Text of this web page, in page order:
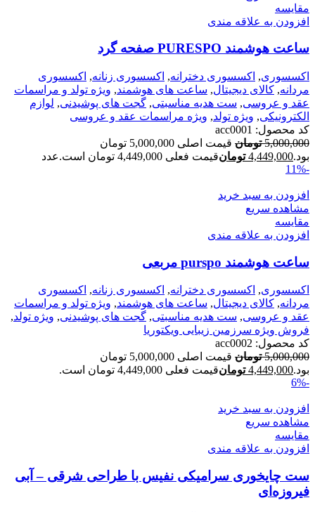
مقایسه
افزودن به علاقه مندی
ساعت هوشمند PURESPO صفحه گرد
اکسسوری, اکسسوری دخترانه, اکسسوری زنانه, اکسسوری
مردانه, کالای دیجیتال, ساعت های هوشمند, ویژه تولد و مراسمات
عقد و عروسی, ست هدیه مناسبتی, گجت های پوشیدنی, لوازم
الکترونیکی, ویژه تولد, ویژه مراسمات عقد و عروسی
کد محصول: acc0001
5,000,000 تومان
قیمت اصلی 5,000,000 تومان
بود.4,449,000 تومانقیمت فعلی 4,449,000 تومان است.
عدد
-11%
افزودن به سبد خرید
مشاهده سریع
مقایسه
افزودن به علاقه مندی
ساعت هوشمند purspo مربعی
اکسسوری, اکسسوری دخترانه, اکسسوری زنانه, اکسسوری
مردانه, کالای دیجیتال, ساعت های هوشمند, ویژه تولد و مراسمات
عقد و عروسی, ست هدیه مناسبتی, گجت های پوشیدنی, ویژه تولد,
فروش ویژه سرزمین زیبایی ویکتوریا
کد محصول: acc0002
5,000,000 تومان
قیمت اصلی 5,000,000 تومان
بود.4,449,000 تومانقیمت فعلی 4,449,000 تومان است.
-6%
افزودن به سبد خرید
مشاهده سریع
مقایسه
افزودن به علاقه مندی
ست چایخوری سرامیکی نفیس با طراحی شرقی – آبی
فیروزه‌ای